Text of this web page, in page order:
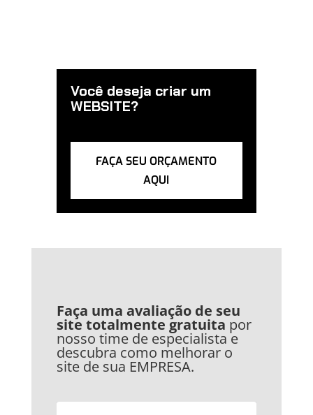
Você deseja criar um
WEBSITE?
FAÇA SEU ORÇAMENTO
AQUI
Faça uma avaliação de seu
site totalmente gratuita por
nosso time de especialista e
descubra como melhorar o
site de sua EMPRESA.